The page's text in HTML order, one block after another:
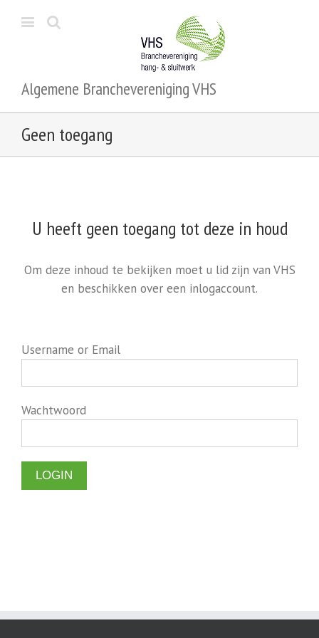
Algemene Branchevereniging VHS
Geen toegang
U heeft geen toegang tot deze in houd
Om deze inhoud te bekijken moet u lid zijn van VHS
en beschikken over een inlogaccount.
Username or Email
Wachtwoord